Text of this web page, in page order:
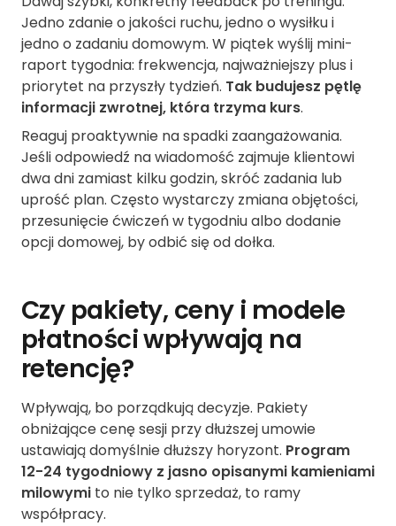
Jedno zdanie o jakości ruchu, jedno o wysiłku i
jedno o zadaniu domowym. W piątek wyślij mini-
raport tygodnia: frekwencja, najważniejszy plus i
priorytet na przyszły tydzień. Tak budujesz pętlę
informacji zwrotnej, która trzyma kurs.
Reaguj proaktywnie na spadki zaangażowania.
Jeśli odpowiedź na wiadomość zajmuje klientowi
dwa dni zamiast kilku godzin, skróć zadania lub
uprość plan. Często wystarczy zmiana objętości,
przesunięcie ćwiczeń w tygodniu albo dodanie
opcji domowej, by odbić się od dołka.
Czy pakiety, ceny i modele
płatności wpływają na
retencję?
Wpływają, bo porządkują decyzje. Pakiety
obniżające cenę sesji przy dłuższej umowie
ustawiają domyślnie dłuższy horyzont. Program
12-24 tygodniowy z jasno opisanymi kamieniami
milowymi to nie tylko sprzedaż, to ramy
współpracy.